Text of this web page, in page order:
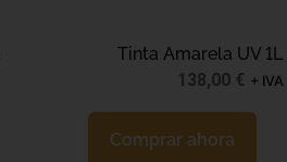
Tinta Amarela UV 1L
138,00 € + IVA
Comprar ahora